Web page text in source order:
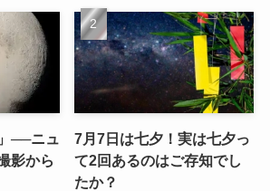
──ニュ
影から
7月7日は七夕！実は七夕っ
て2回あるのはご存知でし
たか？